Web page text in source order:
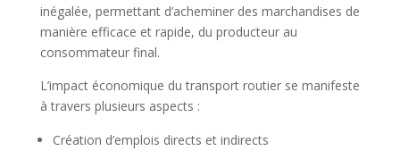
inégalée, permettant d’acheminer des marchandises de
manière efficace et rapide, du producteur au
consommateur final.
L’impact économique du transport routier se manifeste
à travers plusieurs aspects :
Création d’emplois directs et indirects